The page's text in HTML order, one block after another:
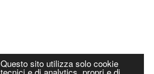
Questo sito utilizza solo cookie